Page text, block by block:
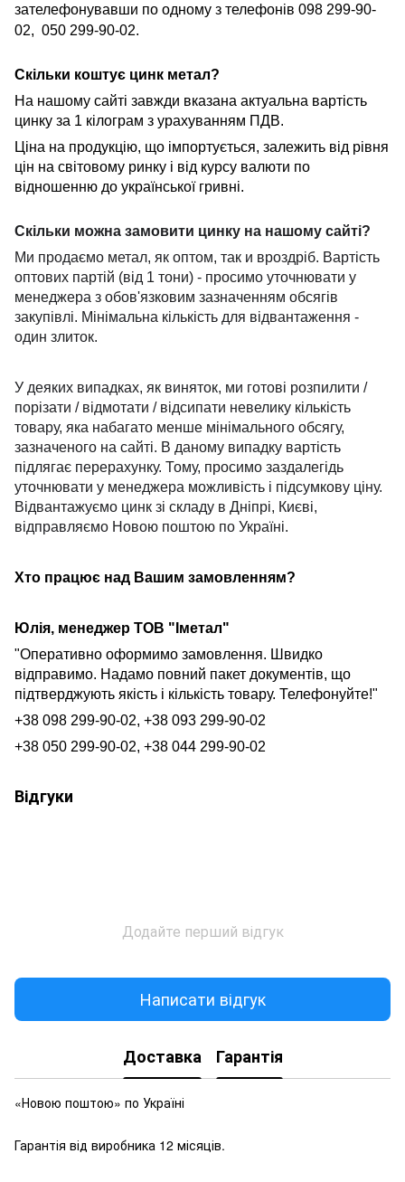
зателефонувавши по одному з телефонів 098 299-90-
02, 050 299-90-02.
Скільки коштує цинк метал?
На нашому сайті завжди вказана актуальна вартість
цинку за 1 кілограм з урахуванням ПДВ.
Ціна на продукцію, що імпортується, залежить від рівня
цін на світовому ринку і від курсу валюти по
відношенню до української гривні.
Скільки можна замовити цинку на нашому сайті?
Ми продаємо метал, як оптом, так и вроздріб. Вартість
оптових партій (від 1 тони) - просимо уточнювати у
менеджера з обов'язковим зазначенням обсягів
закупівлі. Мінімальна кількість для відвантаження -
один злиток.
У деяких випадках, як виняток, ми готові розпилити /
порізати / відмотати / відсипати невелику кількість
товару, яка набагато менше мінімального обсягу,
зазначеного на сайті. В даному випадку вартість
підлягає перерахунку. Тому, просимо заздалегідь
уточнювати у менеджера можливість і підсумкову ціну.
Відвантажуємо цинк зі складу в Дніпрі, Києві,
відправляємо Новою поштою по Україні.
Хто працює над Вашим замовленням?
Юлія, менеджер ТОВ "Іметал"
"Оперативно оформимо замовлення. Швидко
відправимо. Надамо повний пакет документів, що
підтверджують якість і кількість товару. Телефонуйте!"
+38 098 299-90-02, +38 093 299-90-02
+38 050 299-90-02, +38 044 299-90-02
Відгуки
Додайте перший відгук
Написати відгук
Доставка Гарантія
«Новою поштою» по Україні
Гарантія від виробника 12 місяців.